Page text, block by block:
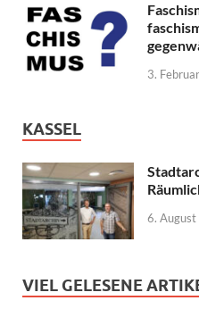
3.
KASSEL
6.
VIEL GELESENE